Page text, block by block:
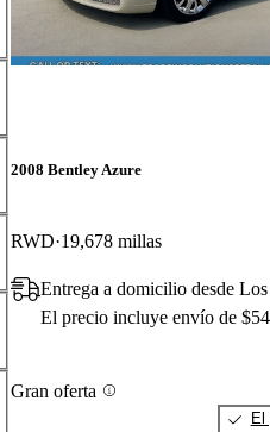
2008 Bentley Azure
RWD 19,678 millas
Entrega a domicilio desde
El precio incluye envío de
Gran oferta
El